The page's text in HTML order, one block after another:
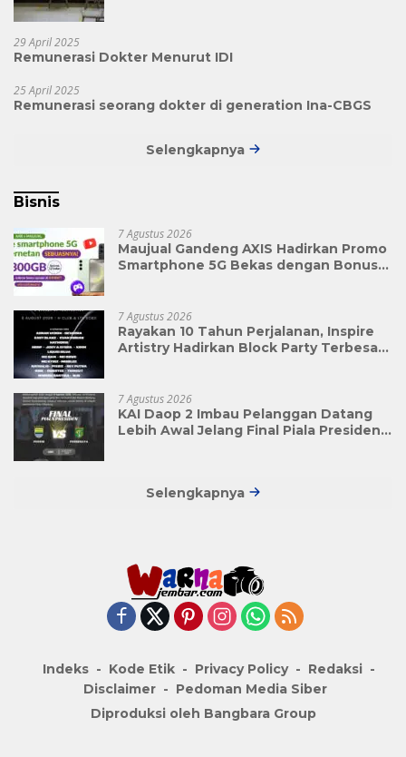
29 April 2025
Remunerasi Dokter Menurut IDI
25 April 2025
Remunerasi seorang dokter di generation Ina-CBGS
Selengkapnya
Bisnis
7 Agustus 2026
Maujual Gandeng AXIS Hadirkan Promo
Smartphone 5G Bekas dengan Bonus
7 Agustus 2026
Rayakan 10 Tahun Perjalanan, Inspire
Artistry Hadirkan Block Party Terbesar
7 Agustus 2026
KAI Daop 2 Imbau Pelanggan Datang
Lebih Awal Jelang Final Piala Presiden
Selengkapnya
Indeks Kode Etik Privacy Policy
Redaksi
Disclaimer
Pedoman Media Siber
Diproduksi oleh Bangbara Group